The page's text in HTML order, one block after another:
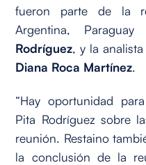
fueron parte de la
Argentina,
Rodríguez, y la
Diana Roca Martínez.
“Hay oportunidad
Pita Rodríguez sobre
reunión. Restaino
la conclusión de la